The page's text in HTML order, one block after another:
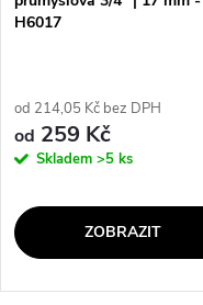
H6017
od 214,05 Kč bez DPH
od 259 Kč
Skladem >5 ks
ZOBRAZIT